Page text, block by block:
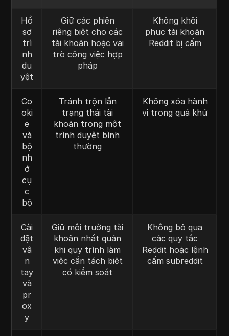
Hồ
sơ
trì
nh
du
yệt
Giữ các phiên
riêng biệt cho các
tài khoản hoặc vai
trò công việc hợp
pháp
Không khôi
phục tài khoản
Reddit bị cấm
Co
oki
e
và
bộ
nh
ớ
cụ
c
bộ
Tránh trộn lẫn
trạng thái tài
khoản trong một
trình duyệt bình
thường
Không xóa hành
vi trong quá khứ
Cài
đặt
vâ
n
tay
và
pr
ox
y
Giữ môi trường tài
khoản nhất quán
khi quy trình làm
việc cần tách biệt
có kiểm soát
Không bỏ qua
các quy tắc
Reddit hoặc lệnh
cấm subreddit